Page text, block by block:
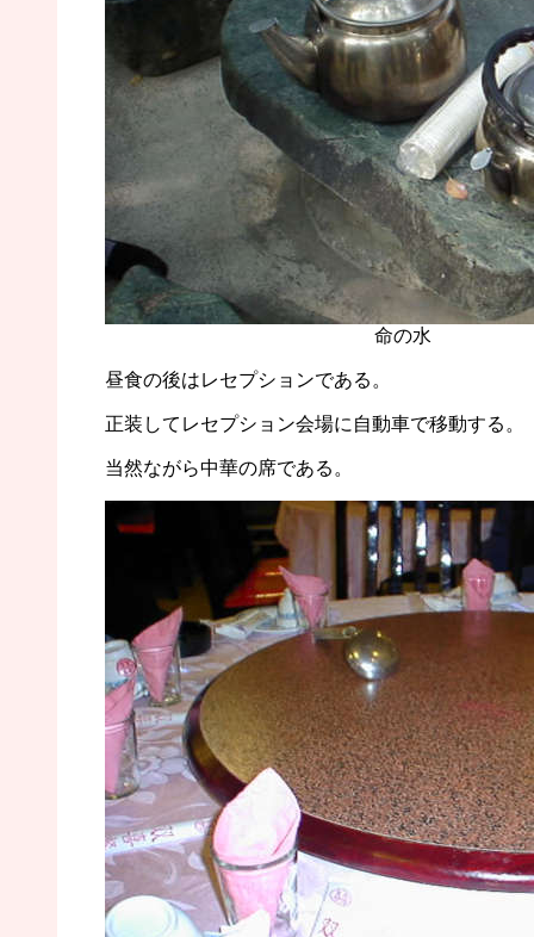
命の水
昼食の後はレセプションである。
正装してレセプション会場に自動車で移動する。
当然ながら中華の席である。